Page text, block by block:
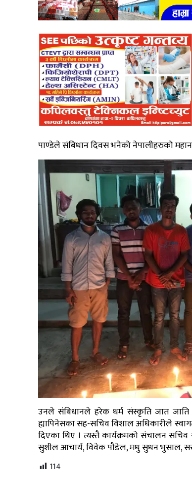
पाण्डेले संबिधान दिवस भनेको नेपालीहरुको
उनले संबिधानले हरेक धर्म संस्कृति जात जाति
ह्यापिनेसका सह-सचिव विशाल अधिकारीले
दिएका थिए । त्यस्तै कार्यक्रमको संचालन
सुशील आचार्य, विवेक पौडेल, मधु सुधन भुसाल,
114